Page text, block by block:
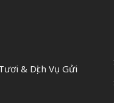
& Dịch Vụ Gửi